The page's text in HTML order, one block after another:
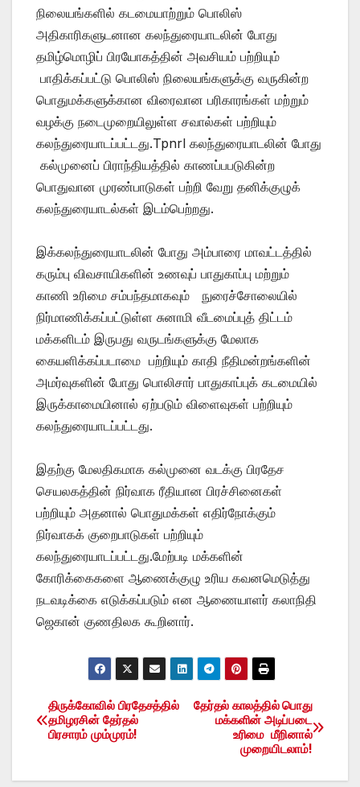
நிலையங்களில் கடமையாற்றும் பொலிஸ்
அதிகாரிகளுடனான கலந்துரையாடலின் போது
தமிழ்மொழிப் பிரயோகத்தின் அவசியம் பற்றியும்
பாதிக்கப்பட்டு பொலிஸ் நிலையங்களுக்கு வருகின்ற
பொதுமக்களுக்கான விரைவான பரிகாரங்கள் மற்றும்
வழக்கு நடைமுறையிலுள்ள சவால்கள் பற்றியும்
கலந்துரையாடப்பட்டது.Tpnrl கலந்துரையாடலின் போது
கல்முனைப் பிராந்தியத்தில் காணப்பபடுகின்ற
பொதுவான முரண்பாடுகள் பற்றி வேறு தனிக்குழுக்
கலந்துரையாடல்கள் இடம்பெற்றது.
இக்கலந்துரையாடலின் போது அம்பாரை மாவட்டத்தில்
கரும்பு விவசாயிகளின் உணவுப் பாதுகாப்பு மற்றும்
காணி உரிமை சம்பந்தமாகவும் நுரைச்சோலையில்
நிர்மாணிக்கப்பட்டுள்ள சுனாமி வீடமைப்புத் திட்டம்
மக்களிடம் இருபது வருடங்களுக்கு மேலாக
கையளிக்கப்படாமை பற்றியும் காதி நீதிமன்றங்களின்
அமர்வுகளின் போது பொலிசார் பாதுகாப்புக் கடமையில்
இருக்காமையினால் ஏற்படும் விளைவுகள் பற்றியும்
கலந்துரையாடப்பட்டது.
இதற்கு மேலதிகமாக கல்முனை வடக்கு பிரதேச
செயலகத்தின் நிர்வாக ரீதியான பிரச்சினைகள்
பற்றியும் அதனால் பொதுமக்கள் எதிர்நோக்கும்
நிர்வாகக் குறைபாடுகள் பற்றியும்
கலந்துரையாடப்பட்டது.மேற்படி மக்களின்
கோரிக்கைகளை ஆணைக்குழு உரிய கவனமெடுத்து
நடவடிக்கை எடுக்கப்படும் என ஆணையாளர் கலாநிதி
ஜெகான் குணதிலக கூறினார்.
Post
navigation
தேர்தல் காலத்தில் பொது
மக்களின் அடிப்படை
உரிமை மீறினால்
முறையிடலாம்!
திருக்கோவில் பிரதேசத்தில்
தமிழரசின் தேர்தல்
பிரசாரம் மும்முரம்!